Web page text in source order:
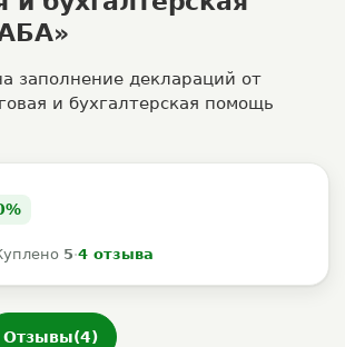
5·4 отзыва
Отзывы(4)